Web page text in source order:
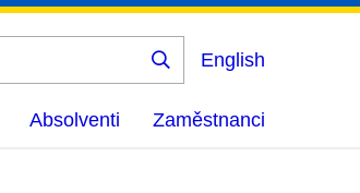
Vyhledat
English
Absolventi Zaměstnanci